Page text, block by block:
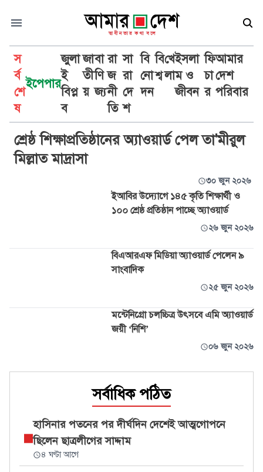
স
র্ব
শে
ষ
ইপেপার
জুলা
ই
বিপ্ল
ব
জা
তী
য়
বা
ণি
জ্য
রা
জ
নী
তি
সা
রা
দে
শ
বি
নো
দন
বি
শ্ব
খে
লা
ইসলা
ম ও
জীবন
ফি
চা
র
আমার
দেশ
পরিবার
অ্যাওয়ার্ড
শ্রেষ্ঠ শিক্ষাপ্রতিষ্ঠানের অ্যাওয়ার্ড পেল তা'মীরুল
মিল্লাত মাদ্রাসা
৩০ জুন ২০২৬
ইআবির উদ্যোগে ১৪৫ কৃতি শিক্ষার্থী ও
১০০ শ্রেষ্ঠ প্রতিষ্ঠান পাচ্ছে অ্যাওয়ার্ড
২৬ জুন ২০২৬
বিএআরএফ মিডিয়া অ্যাওয়ার্ড পেলেন ৯
সাংবাদিক
২৫ জুন ২০২৬
মন্টেনিগ্রো চলচ্চিত্র উৎসবে এমি অ্যাওয়ার্ড
জয়ী ‘নিশি’
০৬ জুন ২০২৬
সর্বাধিক পঠিত
হাসিনার পতনের পর দীর্ঘদিন দেশেই আত্মগোপনে
ছিলেন ছাত্রলীগের সাদ্দাম
৪ ঘণ্টা আগে